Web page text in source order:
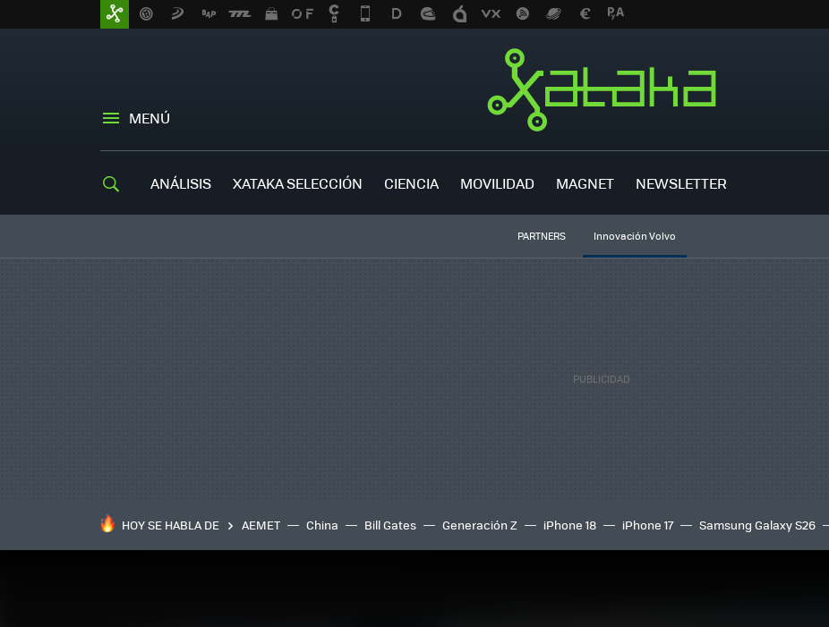
MENÚ
ANÁLISIS XATAKA SELECCIÓN CIENCIA MOVILIDAD MAGNET NEWSLETTER
PARTNERS Innovación Volvo
HOY SE HABLA DE AEMET China Bill Gates Generación Z iPhone 18 iPhone 17 Samsung Galaxy S26